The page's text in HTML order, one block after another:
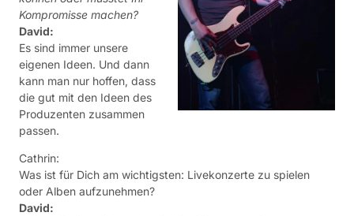
Kompromisse machen?
David:
Es sind immer unsere
eigenen Ideen. Und dann
kann man nur hoffen, dass
die gut mit den Ideen des
Produzenten zusammen
passen.
Cathrin:
Was ist für Dich am wichtigsten: Livekonzerte zu spielen
oder Alben aufzunehmen?
David: